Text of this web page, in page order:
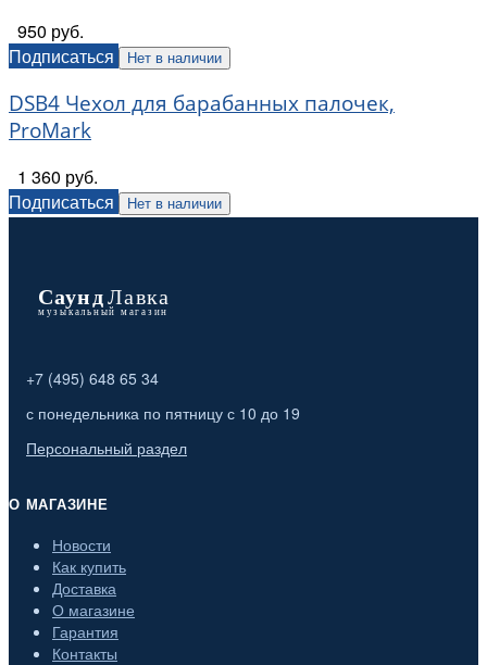
950 руб.
Подписаться
Нет в наличии
DSB4 Чехол для барабанных палочек,
ProMark
1 360 руб.
Подписаться
Нет в наличии
+7 (495) 648 65 34
с понедельника по пятницу с 10 до 19
Персональный раздел
О МАГАЗИНЕ
Новости
Как купить
Доставка
О магазине
Гарантия
Контакты